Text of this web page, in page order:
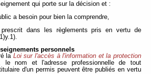
qui porte sur la décision et :
a besoin pour bien la comprendre,
dans les règlements pris en vertu de
personnels
la Loi sur l'accès à l'information et la protection
le nom et l'adresse professionnelle de tout
d'un permis peuvent être publiés en vertu